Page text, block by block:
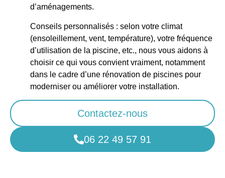
d’aménagements.
Conseils personnalisés : selon votre climat
(ensoleillement, vent, température), votre fréquence
d’utilisation de la piscine, etc., nous vous aidons à
choisir ce qui vous convient vraiment, notamment
dans le cadre d’une rénovation de piscines pour
moderniser ou améliorer votre installation.
Contactez-nous
06 22 49 57 91